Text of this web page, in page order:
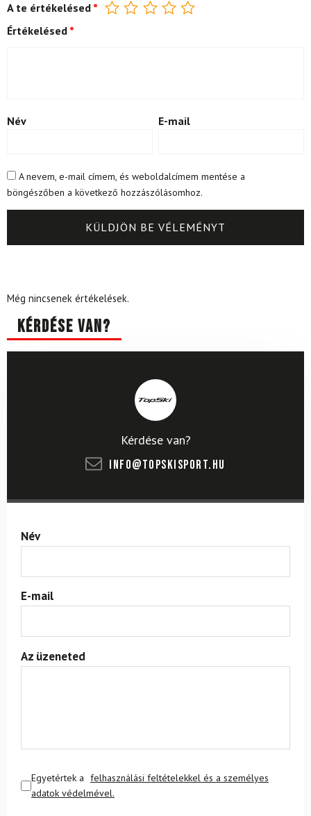
A te értékelésed *
Értékelésed *
Név E-mail
A nevem, e-mail címem, és weboldalcímem mentése a
böngészőben a következő hozzászólásomhoz.
Még nincsenek értékelések.
Kérdése van?
Kérdése van?
info@topskisport.hu
Név
E-mail
Az üzeneted
Egyetértek a felhasználási feltételekkel és a személyes
adatok védelmével.